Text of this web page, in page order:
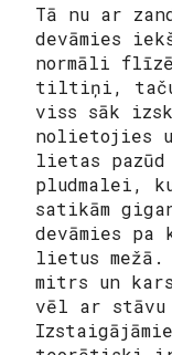
Tā nu ar
devāmies
normāli
tiltiņi, taču
viss sāk
nolietojies
lietas pazūd
pludmalei,
satikām
devāmies
lietus
mitrs un
vēl ar stāvu